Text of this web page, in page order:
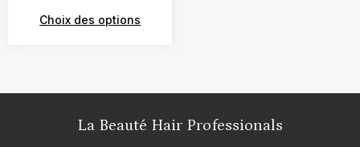
Choix des options
La Beauté Hair Professionals